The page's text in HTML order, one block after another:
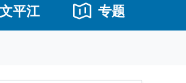
平江 专题